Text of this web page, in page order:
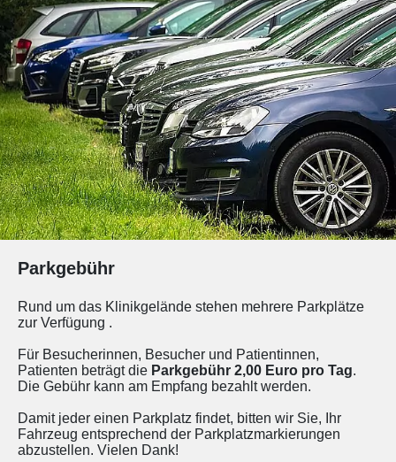
Parkgebühr
Rund um das Klinikgelände stehen mehrere Parkplätze
zur Verfügung .
Für Besucherinnen, Besucher und Patientinnen,
Patienten beträgt die Parkgebühr 2,00 Euro pro Tag.
Die Gebühr kann am Empfang bezahlt werden.
Damit jeder einen Parkplatz findet, bitten wir Sie, Ihr
Fahrzeug entsprechend der Parkplatzmarkierungen
abzustellen. Vielen Dank!